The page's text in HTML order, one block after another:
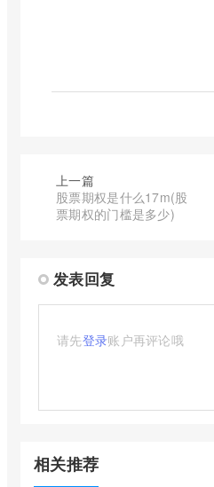
上一篇
股票期权是什么17m(股
票期权的门槛是多少)
发表回复
请先登录账户再评论哦
相关推荐